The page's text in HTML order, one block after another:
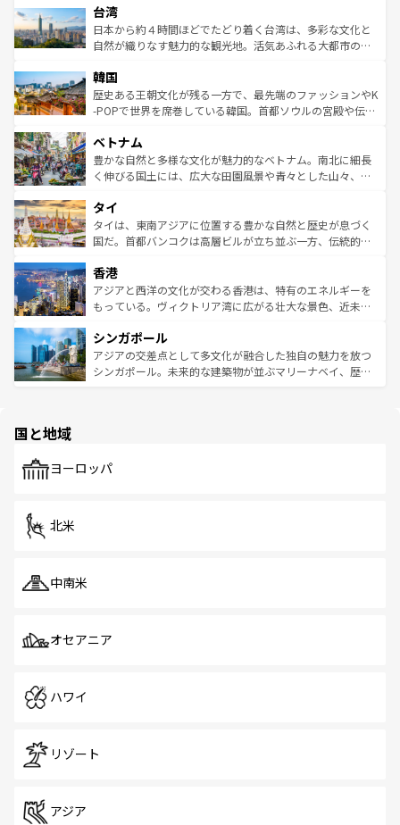
ならではの贅沢な旅のスタイルだ。 なお、新着のアメリカ
情報はコンテンツ一覧を参照してほしい。
れるおもてなしの心で訪れる人々を迎えてくれるハワイの
人々、おいしいローカルフードやハワイアンミュージッ
ク、伝統的なフラダンスなど、すべてがハワイの魅力を彩
ワイを、存分に味わってほしい。 なお、新着のハワイ情報
はコンテンツ一覧を参照してほしい。
リアリーフや大陸中央部にそびえるウルル（エアーズロッ
ク）、タスマニアの美しい原生林やケアンズの熱帯雨林な
ど、見どころがたくさん。また、カフェやワイン、オージ
いる。アクティビティも充実しており、サーフィンやダイ
ビング、ハイキングなど、アウトドア好きにはたまらな
い。オーストラリアの多彩な魅力を存分に味わいつくそ
参照してほしい。
台湾
日本から約４時間ほどでたどり着く台湾は、多彩な文化と
自然が織りなす魅力的な観光地。活気あふれる大都市の台
ン）、静ひつな山岳地帯である台湾東部など、都市の喧騒
と山間の静けさが共存しており、訪れる人に新しい発見と
驚きをもたらしてくれる。また、奥深い台湾の食文化も魅
容にもいいと評判のスイーツなど、バラエティ豊かな料理
が味わえる。 なお、新着の台湾情報は コンテンツ一覧を参
照してほしい。
韓国
歴史ある王朝文化が残る一方で、最先端のファッションやK
-POPで世界を席巻している韓国。首都ソウルの宮殿や伝統
き、地方に足を延ばせば四季折々の自然美を楽しむことが
できる。そして、キムチや焼肉、絶品のストリートフード
まで、さまざまな韓国料理が待っている。夜には、韓国な
リティに包まれながら、韓国の多彩な魅力を心ゆくまで味
わってみてほしい。 なお、新着の韓国情報はコンテンツ一
覧を参照してほしい。
ベトナム
豊かな自然と多様な文化が魅力的なベトナム。南北に細長
く伸びる国土には、広大な田園風景や青々とした山々、世
急速な発展と共に伝統が息づく。ハノイの古い町並みやホ
ーチミン市のフランス統治時代の建物も、独特の雰囲気を
醸し出している。また、バラエティの豊かさとおいしさで
とつ。フォーやバインミー、ベトナムコーヒーなどは、ぜ
ひ現地で味わいたい。どの地域を訪れてもあたたかい人々
が旅行者を迎えてくれるので、きっと忘れられない旅にな
参照してほしい。
タイ
タイは、東南アジアに位置する豊かな自然と歴史が息づく
国だ。首都バンコクは高層ビルが立ち並ぶ一方、伝統的な
の活気が交差している。北部ではチェンマイなどの山岳地
帯で自然と触れ合い、南部ではプーケットやクラビの美し
いビーチでリゾート気分を楽しむことができる。タイ料理
激する。気候は一年中温暖で、どの季節にも異なる楽しみ
が待っている。親しみやすいタイの人々、仏教を中心とし
た文化、そして多様な観光資源が、訪れる旅人を魅了し続
香港
アジアと西洋の文化が交わる香港は、特有のエネルギーを
もっている。ヴィクトリア湾に広がる壮大な景色、近未来
み、どこを訪れても感動するはず。観光スポットが密集し
ており、効率よく見どころを回れるのも魅力。息をのむよ
うな絶景から文化的な体験まで、香港を存分に楽しみ尽く
シンガポール
アジアの交差点として多文化が融合した独自の魅力を放つ
シンガポール。未来的な建築物が並ぶマリーナベイ、歴史
で、ホーカーズは地元の風情を楽しめる外せないスポット
国と地域
ヨーロッパ
北米
中南米
オセアニア
ハワイ
リゾート
アジア